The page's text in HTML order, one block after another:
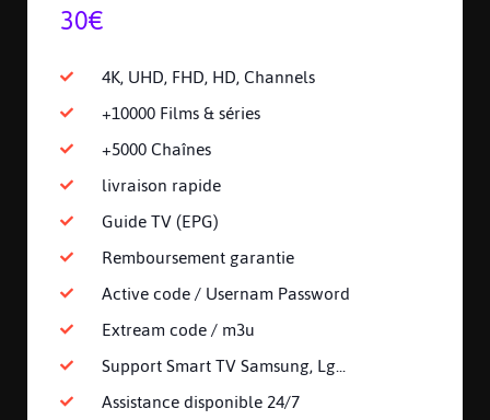
30€
4K, UHD, FHD, HD, Channels
+10000 Films & séries
+5000 Chaînes
livraison rapide
Guide TV (EPG)
Remboursement garantie
Active code / Usernam Password
Extream code / m3u
Support Smart TV Samsung, Lg...
Assistance disponible 24/7